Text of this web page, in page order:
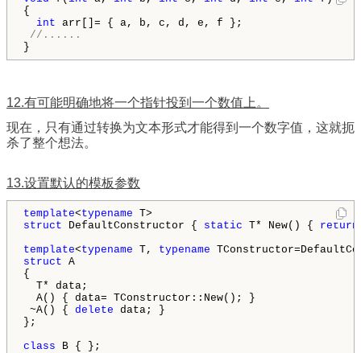
{
int arr[]= { a, b, c, d, e, f };
//......
12.有可能明确地将一个指针投到一个数值上。
现在，只有通过转换为文本形式才能得到一个数字值，这就扼
杀了整个想法。
13.设置默认的模板参数
template<typename
struct DefaultConstructor { static T* New() { return
template<typename T, typename
struct A
{
T* data;
A() { data= TConstructor::New(); }
~A() { delete data; }
};
class B { };